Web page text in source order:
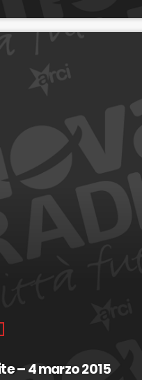
– 4 marzo 2015